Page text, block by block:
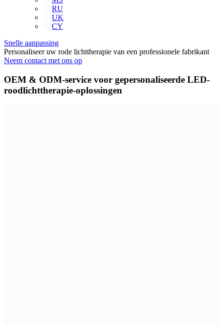
RU
UK
CY
Snelle aanpassing
Personaliseer uw rode lichttherapie van een professionele fabrikant
Neem contact met ons op
OEM & ODM-service voor gepersonaliseerde LED-
roodlichttherapie-oplossingen